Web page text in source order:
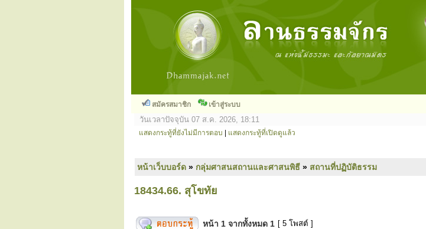
สมัครสมาชิก เข้าสู่ระบบ
วันเวลาปัจจุบัน 07 ส.ค. 2026, 18:11
แสดงกระทู้ที่ยังไม่มีการตอบ แสดงกระทู้ที่เปิดดูแล้ว
หน้าเว็บบอร์ด » กลุ่มศาสนสถานและศาสนพิธี » สถานที่ปฏิบัติธรรม
18434.66. สุโขทัย
หน้า 1 จากทั้งหมด 1 [ 5 โพสต์ ]